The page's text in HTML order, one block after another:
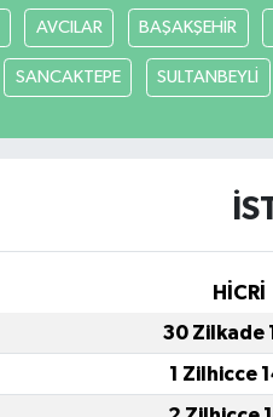
AVCILAR BAŞAKŞEHİR
SANCAKTEPE SULTANBEYLİ
HİCRİ
30 Zilkade
1 Zilhicce